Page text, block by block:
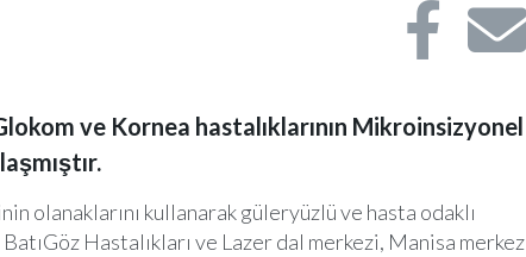
ve Kornea hastalıklarının Mikroinsizyonel
olanaklarını kullanarak güleryüzlü ve hasta odaklı
Hastalıkları ve Lazer dal merkezi, Manisa merkez